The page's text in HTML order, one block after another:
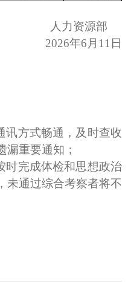
人力资源部
2026年6 月 11 日
讯方式畅通，及时查收
漏重要通知；
时完成体检和思想政治
未通过综合考察者将不